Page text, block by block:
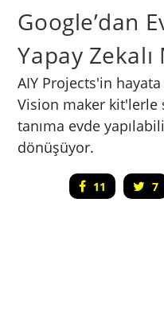
Google’dan
Yapay
AIY Projects'in
Vision maker kit'lerle
tanıma evde
dönüşüyor.
11 7